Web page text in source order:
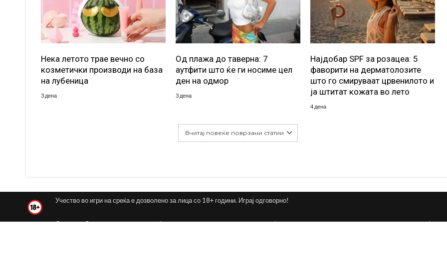
Нека летото трае вечно со
козметички производи на база
на лубеница
3 дена
Од плажа до таверна: 7
аутфити што ќе ги носиме цел
ден на одмор
3 дена
Најдобар SPF за розацеа: 5
фаворити на дерматолозите
што го смируваат црвенилото и
ја штитат кожата во лето
4 дена
Вчитај повеќе поврзани статии
Учество во игри на среќа е дозволено за лица со 18+ години. Играј одговорно!
Согласно Законот за игрите на среќа и за забавните игри не е дозволено физичко лице да учествува во странски игри на среќа, во